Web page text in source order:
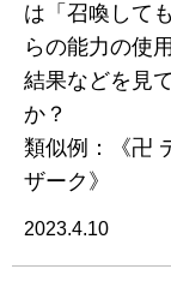
は「召喚して
らの能力の使
結果などを見
か？
類似例：《卍
ザーク》
2023.4.10